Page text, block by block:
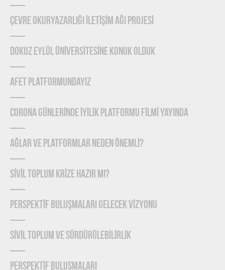
ÇEVRE OKURYAZARLIĞI İLETİŞİM AĞI PROJESİ
DOKUZ EYLÜL ÜNİVERSİTESİNE KONUK OLDUK
AFET PLATFORMUNDAYIZ
CORONA GÜNLERİNDE İYİLİK PLATFORMU FİLMİ YAYINDA
Ağlar ve Platformlar Neden Önemlİ?
SİVİL TOPLUM KRİZE HAZIR MI?
PERSPEKTİF BULUŞMALARI GELECEK VİZYONU
SİVİL TOPLUM VE SÜRDÜRÜLEBİLİRLİK
PERSPEKTİF BULUŞMALARI